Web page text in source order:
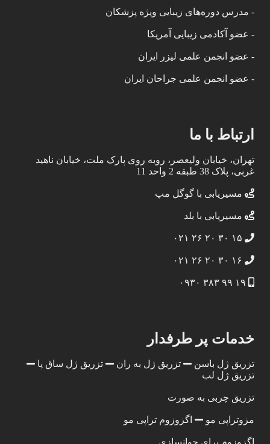
- مدرس دوره‌های زیبایی ویژه پزشکان
- عضو آکادمی زیبایی آمریکا
- عضو انجمن علمی لیزر ایران
- عضو انجمن علمی جراحان ایران
ارتباط با ما
تهران، خیابان ولیعصر، روبه روی پارک ملت، خیابان ناهید
غربی، پلاک 38 طبقه 2 واحد 11
مسیریابی با گوگل مپ
مسیریابی با بلد
خدمات پر طرفدار
تزریق ژل باسن تزریق ژل به ران
تزریق ژل ساق پا
تزریق ژل لب
تزریق چربی به صورت
مزوتراپی مو اگزوزوم تراپی مو
اگزوزوم برای جوانسازی